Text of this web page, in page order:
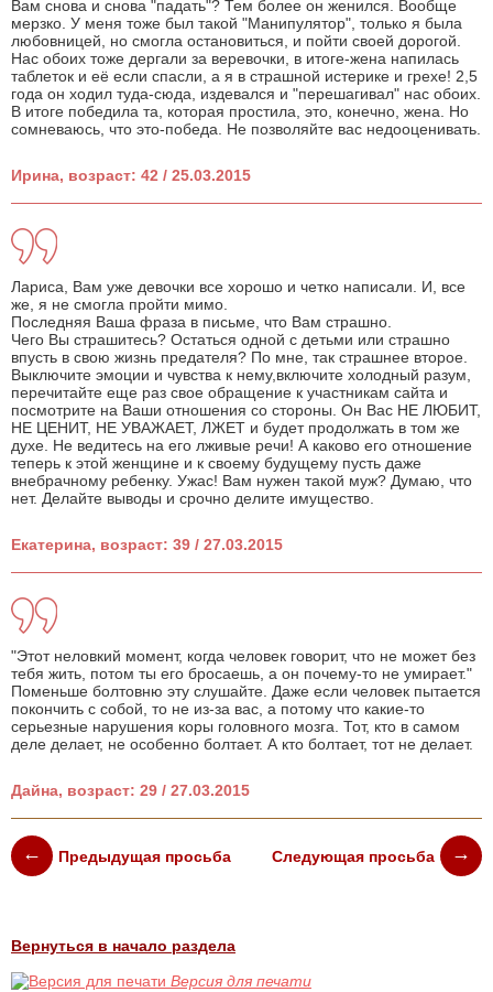
Вам снова и снова "падать"? Тем более он женился. Вообще
мерзко. У меня тоже был такой "Манипулятор", только я была
любовницей, но смогла остановиться, и пойти своей дорогой.
Нас обоих тоже дергали за веревочки, в итоге-жена напилась
таблеток и её если спасли, а я в страшной истерике и грехе! 2,5
года он ходил туда-сюда, издевался и "перешагивал" нас обоих.
В итоге победила та, которая простила, это, конечно, жена. Но
сомневаюсь, что это-победа. Не позволяйте вас недооценивать.
Ирина, возраст: 42 / 25.03.2015
Лариса, Вам уже девочки все хорошо и четко написали. И, все
же, я не смогла пройти мимо.
Последняя Ваша фраза в письме, что Вам страшно.
Чего Вы страшитесь? Остаться одной с детьми или страшно
впусть в свою жизнь предателя? По мне, так страшнее второе.
Выключите эмоции и чувства к нему,включите холодный разум,
перечитайте еще раз свое обращение к участникам сайта и
посмотрите на Ваши отношения со стороны. Он Вас НЕ ЛЮБИТ,
НЕ ЦЕНИТ, НЕ УВАЖАЕТ, ЛЖЕТ и будет продолжать в том же
духе. Не ведитесь на его лживые речи! А каково его отношение
теперь к этой женщине и к своему будущему пусть даже
внебрачному ребенку. Ужас! Вам нужен такой муж? Думаю, что
нет. Делайте выводы и срочно делите имущество.
Екатерина, возраст: 39 / 27.03.2015
"Этот неловкий момент, когда человек говорит, что не может без
тебя жить, потом ты его бросаешь, а он почему-то не умирает."
Поменьше болтовню эту слушайте. Даже если человек пытается
покончить с собой, то не из-за вас, а потому что какие-то
серьезные нарушения коры головного мозга. Тот, кто в самом
деле делает, не особенно болтает. А кто болтает, тот не делает.
Дайна, возраст: 29 / 27.03.2015
Предыдущая просьба Следующая просьба
Вернуться в начало раздела
Версия для печати